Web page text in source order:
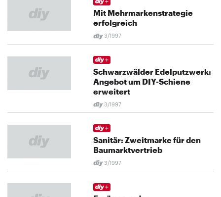
Mit Mehrmarkenstrategie
erfolgreich
3/1997
Schwarzwälder Edelputzwerk:
Angebot um DIY-Schiene
erweitert
3/1997
Sanitär: Zweitmarke für den
Baumarktvertrieb
3/1997